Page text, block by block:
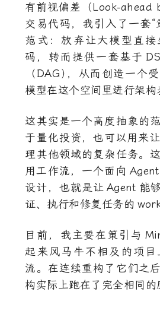
有前视偏差（Look-ahead
交易代码，我引入了一套“
范式：放弃让大模型直
码，转而提供一套基于
（DAG），从而创造一个
模型在这个空间里进行架构
这其实是一个高度抽象的
于量化投资，也可以用来让
理其他领域的复杂任务。
用工作流，一个面向 Agent
设计，也就是让 Agent 能
证、执行和修复任务的
目前，我主要在策引与
起来风马牛不相及的项
流。在连续重构了它们之
构实际上跑在了完全相同的